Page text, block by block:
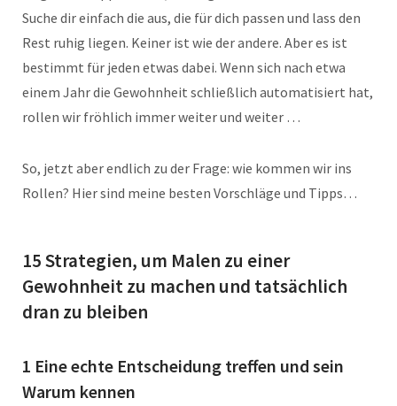
Suche dir einfach die aus, die für dich passen und lass den
Rest ruhig liegen. Keiner ist wie der andere. Aber es ist
bestimmt für jeden etwas dabei. Wenn sich nach etwa
einem Jahr die Gewohnheit schließlich automatisiert hat,
rollen wir fröhlich immer weiter und weiter …
So, jetzt aber endlich zu der Frage: wie kommen wir ins
Rollen? Hier sind meine besten Vorschläge und Tipps…
15 Strategien, um Malen zu einer
Gewohnheit zu machen und tatsächlich
dran zu bleiben
1 Eine echte Entscheidung treffen und sein
Warum kennen